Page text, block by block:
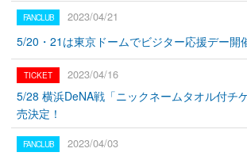
2023/04/21
5/20・21は東京ドームでビジター応援デー開
2023/04/16
5/28 横浜DeNA戦「ニックネームタオル付チ
売決定！
2023/04/03